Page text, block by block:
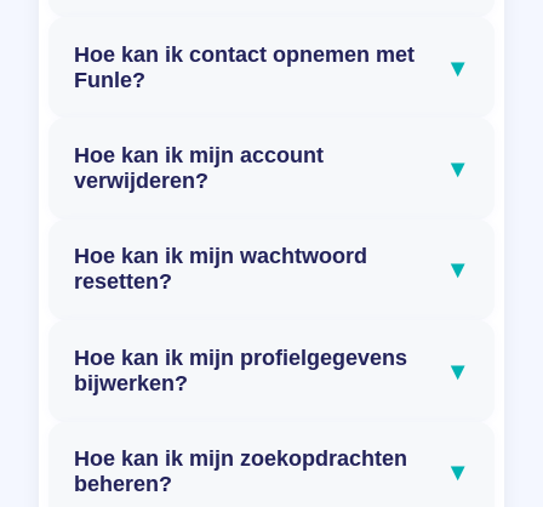
Hoe kan ik contact opnemen met
Funle?
▾
Hoe kan ik mijn account
verwijderen?
▾
Hoe kan ik mijn wachtwoord
resetten?
▾
Hoe kan ik mijn profielgegevens
bijwerken?
▾
Hoe kan ik mijn zoekopdrachten
beheren?
▾